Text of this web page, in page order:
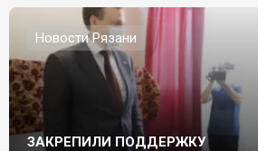
Новости Рязани
ЗАКРЕПИЛИ ПОДДЕРЖКУ